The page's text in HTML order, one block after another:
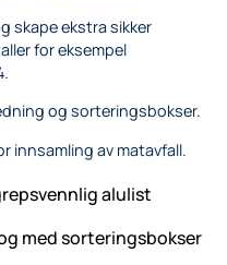
skape ekstra sikker
for eksempel
og sorteringsbokser.
innsamling av matavfall.
alulist
med sorteringsbokser